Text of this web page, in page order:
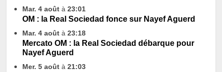
Mar. 4 août à 23:01
OM : la Real Sociedad fonce sur Nayef Aguerd
Mar. 4 août à 23:18
Mercato OM : la Real Sociedad débarque pour
Nayef Aguerd
Mer. 5 août à 21:03